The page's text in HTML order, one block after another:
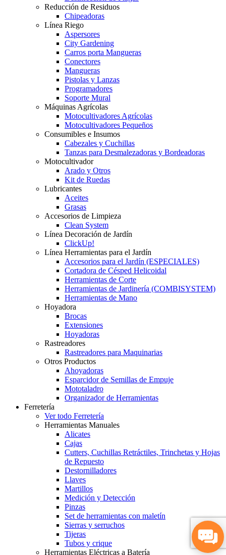
Reducción de Residuos
Chipeadoras
Línea Riego
Aspersores
City Gardening
Carros porta Mangueras
Conectores
Mangueras
Pistolas y Lanzas
Programadores
Soporte Mural
Máquinas Agrícolas
Motocultivadores Agrícolas
Motocultivadores Pequeños
Consumibles e Insumos
Cabezales y Cuchillas
Tanzas para Desmalezadoras y Bordeadoras
Motocultivador
Arado y Otros
Kit de Ruedas
Lubricantes
Aceites
Grasas
Accesorios de Limpieza
Clean System
Línea Decoración de Jardín
ClickUp!
Línea Herramientas para el Jardín
Accesorios para el Jardín (ESPECIALES)
Cortadora de Césped Helicoidal
Herramientas de Corte
Herramientas de Jardinería (COMBISYSTEM)
Herramientas de Mano
Hoyadora
Brocas
Extensiones
Hoyadoras
Rastreadores
Rastreadores para Maquinarias
Otros Productos
Ahoyadoras
Esparcidor de Semillas de Empuje
Mototaladro
Organizador de Herramientas
Ferretería
Ver todo Ferretería
Herramientas Manuales
Alicates
Cajas
Cutters, Cuchillas Retráctiles, Trinchetas y Hojas
de Repuesto
Destornilladores
Llaves
Martillos
Medición y Detección
Pinzas
Set de herramientas con maletín
Sierras y serruchos
Tijeras
Tubos y crique
Herramientas Eléctricas a Batería